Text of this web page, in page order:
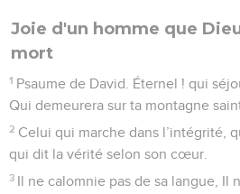
Joie d'un homme que
mort
1 Psaume de David. Éternel ! qui
Qui demeurera sur ta montagne
2 Celui qui marche dans l’intégrité,
qui dit la vérité selon son cœur.
3 Il ne calomnie pas de sa langue, Il